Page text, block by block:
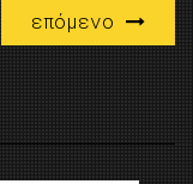
επόμενο